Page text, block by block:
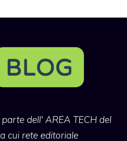
parte dell' AREA TECH del
cui rete editoriale